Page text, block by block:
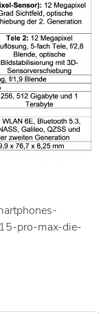
pro-max-die-